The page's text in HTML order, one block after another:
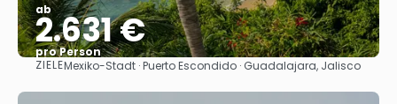
ab
2.631 €
pro Person
Sehen
ZIELEMexiko-Stadt · Puerto Escondido · Guadalajara, Jalisco